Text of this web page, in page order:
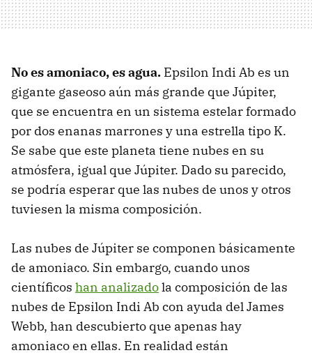
No es amoniaco, es agua. Epsilon Indi Ab es un
gigante gaseoso aún más grande que Júpiter,
que se encuentra en un sistema estelar formado
por dos enanas marrones y una estrella tipo K.
Se sabe que este planeta tiene nubes en su
atmósfera, igual que Júpiter. Dado su parecido,
se podría esperar que las nubes de unos y otros
tuviesen la misma composición.
Las nubes de Júpiter se componen básicamente
de amoniaco. Sin embargo, cuando unos
científicos han analizadola composición de las
nubes de Epsilon Indi Ab con ayuda del James
Webb, han descubierto que apenas hay
amoniaco en ellas. En realidad están